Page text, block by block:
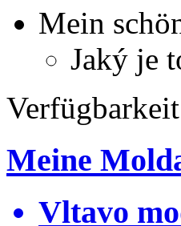
Mein
Jaký je
Meine
Vltavo